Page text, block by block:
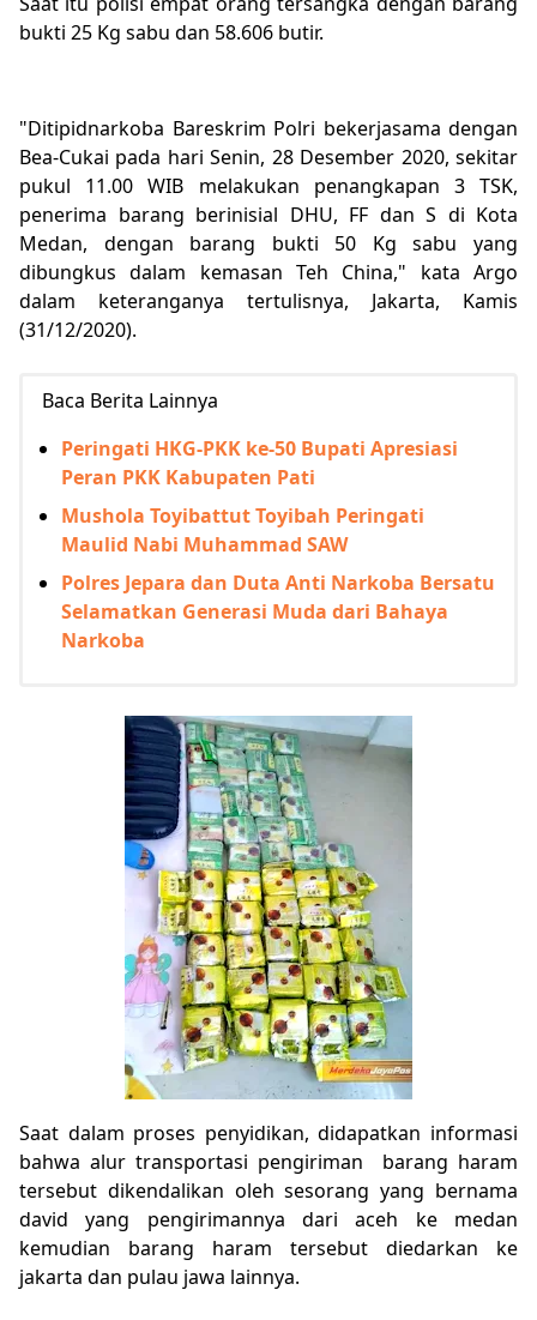
bukti 25 Kg sabu dan 58.606 butir.
"Ditipidnarkoba Bareskrim Polri bekerjasama dengan
Bea-Cukai pada hari Senin, 28 Desember 2020, sekitar
pukul 11.00 WIB melakukan penangkapan 3 TSK,
penerima barang berinisial DHU, FF dan S di Kota
Medan, dengan barang bukti 50 Kg sabu yang
dibungkus dalam kemasan Teh China," kata Argo
dalam keteranganya tertulisnya, Jakarta, Kamis
(31/12/2020).
Baca Berita Lainnya
Peringati HKG-PKK ke-50 Bupati Apresiasi
Peran PKK Kabupaten Pati
Mushola Toyibattut Toyibah Peringati
Maulid Nabi Muhammad SAW
Polres Jepara dan Duta Anti Narkoba Bersatu
Selamatkan Generasi Muda dari Bahaya
Narkoba
Saat dalam proses penyidikan, didapatkan informasi
bahwa alur transportasi pengiriman barang haram
tersebut dikendalikan oleh sesorang yang bernama
david yang pengirimannya dari aceh ke medan
kemudian barang haram tersebut diedarkan ke
jakarta dan pulau jawa lainnya.